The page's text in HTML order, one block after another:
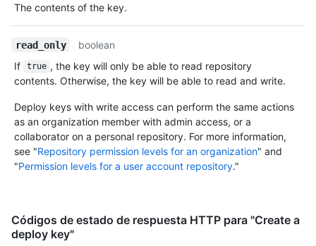
The contents of the key.
read_only
boolean
If
true , the key will only be able to read repository
contents. Otherwise, the key will be able to read and write.
Deploy keys with write access can perform the same actions
as an organization member with admin access, or a
collaborator on a personal repository. For more information,
see "Repository permission levels for an organization" and
"Permission levels for a user account repository."
Códigos de estado de respuesta HTTP para "Create a
deploy key"